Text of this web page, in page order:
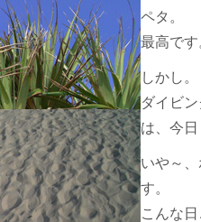
ペタ。
最高です
しかし。
ダイビ
は、今
いや～
す。
こんな